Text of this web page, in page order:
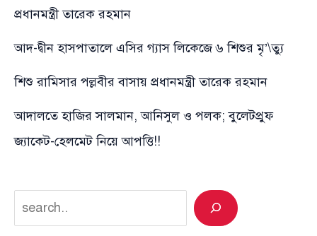
প্রধানমন্ত্রী তারেক রহমান
আদ-দ্বীন হাসপাতালে এসির গ্যাস লিকেজে ৬ শিশুর মৃ’\ত্যু
শিশু রামিসার পল্লবীর বাসায় প্রধানমন্ত্রী তারেক রহমান
আদালতে হাজির সালমান, আনিসুল ও পলক; বুলেটপ্রুফ
জ্যাকেট-হেলমেট নিয়ে আপত্তি!!
Search